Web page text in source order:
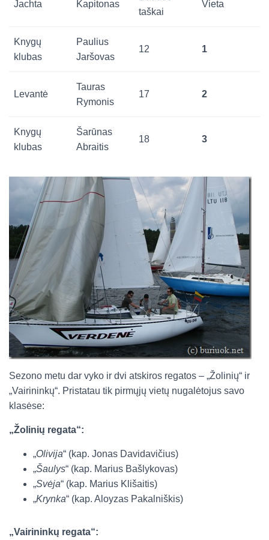
Jachta Kapitonas
taškai
Vieta
Knygų
klubas
Paulius
Jaršovas
12 1
Levantė
Tauras
Rymonis
17 2
Knygų
klubas
Šarūnas
Abraitis
18 3
Sezono metu dar vyko ir dvi atskiros regatos – „Žolinių“ ir
„Vairininkų“. Pristatau tik pirmųjų vietų nugalėtojus savo
klasėse:
„Žolinių regata“:
„Olivija“ (kap. Jonas Davidavičius)
„Šaulys“ (kap. Marius Bašlykovas)
„Svėja“ (kap. Marius Klišaitis)
„Krynka“ (kap. Aloyzas Pakalniškis)
„Vairininkų regata“: